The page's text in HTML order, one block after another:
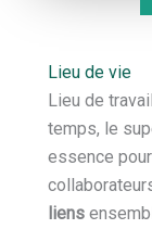
Lieu de vie
Lieu de
temps, le
essence
liens